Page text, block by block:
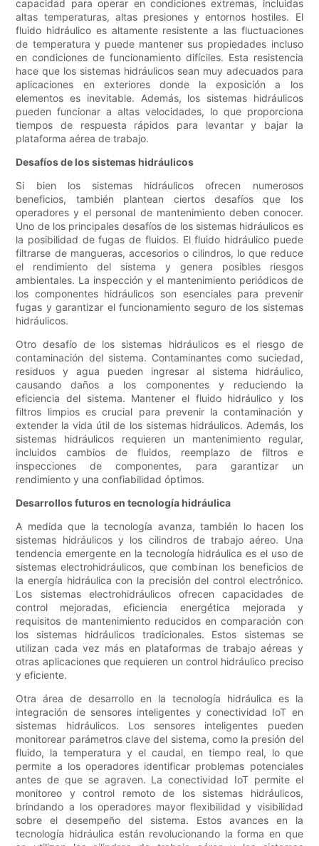
capacidad para operar en condiciones extremas, incluidas
altas temperaturas, altas presiones y entornos hostiles. El
fluido hidráulico es altamente resistente a las fluctuaciones
de temperatura y puede mantener sus propiedades incluso
en condiciones de funcionamiento difíciles. Esta resistencia
hace que los sistemas hidráulicos sean muy adecuados para
aplicaciones en exteriores donde la exposición a los
elementos es inevitable. Además, los sistemas hidráulicos
pueden funcionar a altas velocidades, lo que proporciona
tiempos de respuesta rápidos para levantar y bajar la
plataforma aérea de trabajo.
Desafíos de los sistemas hidráulicos
Si bien los sistemas hidráulicos ofrecen numerosos
beneficios, también plantean ciertos desafíos que los
operadores y el personal de mantenimiento deben conocer.
Uno de los principales desafíos de los sistemas hidráulicos es
la posibilidad de fugas de fluidos. El fluido hidráulico puede
filtrarse de mangueras, accesorios o cilindros, lo que reduce
el rendimiento del sistema y genera posibles riesgos
ambientales. La inspección y el mantenimiento periódicos de
los componentes hidráulicos son esenciales para prevenir
fugas y garantizar el funcionamiento seguro de los sistemas
hidráulicos.
Otro desafío de los sistemas hidráulicos es el riesgo de
contaminación del sistema. Contaminantes como suciedad,
residuos y agua pueden ingresar al sistema hidráulico,
causando daños a los componentes y reduciendo la
eficiencia del sistema. Mantener el fluido hidráulico y los
filtros limpios es crucial para prevenir la contaminación y
extender la vida útil de los sistemas hidráulicos. Además, los
sistemas hidráulicos requieren un mantenimiento regular,
incluidos cambios de fluidos, reemplazo de filtros e
inspecciones de componentes, para garantizar un
rendimiento y una confiabilidad óptimos.
Desarrollos futuros en tecnología hidráulica
A medida que la tecnología avanza, también lo hacen los
sistemas hidráulicos y los cilindros de trabajo aéreo. Una
tendencia emergente en la tecnología hidráulica es el uso de
sistemas electrohidráulicos, que combinan los beneficios de
la energía hidráulica con la precisión del control electrónico.
Los sistemas electrohidráulicos ofrecen capacidades de
control mejoradas, eficiencia energética mejorada y
requisitos de mantenimiento reducidos en comparación con
los sistemas hidráulicos tradicionales. Estos sistemas se
utilizan cada vez más en plataformas de trabajo aéreas y
otras aplicaciones que requieren un control hidráulico preciso
y eficiente.
Otra área de desarrollo en la tecnología hidráulica es la
integración de sensores inteligentes y conectividad IoT en
sistemas hidráulicos. Los sensores inteligentes pueden
monitorear parámetros clave del sistema, como la presión del
fluido, la temperatura y el caudal, en tiempo real, lo que
permite a los operadores identificar problemas potenciales
antes de que se agraven. La conectividad IoT permite el
monitoreo y control remoto de los sistemas hidráulicos,
brindando a los operadores mayor flexibilidad y visibilidad
sobre el desempeño del sistema. Estos avances en la
tecnología hidráulica están revolucionando la forma en que